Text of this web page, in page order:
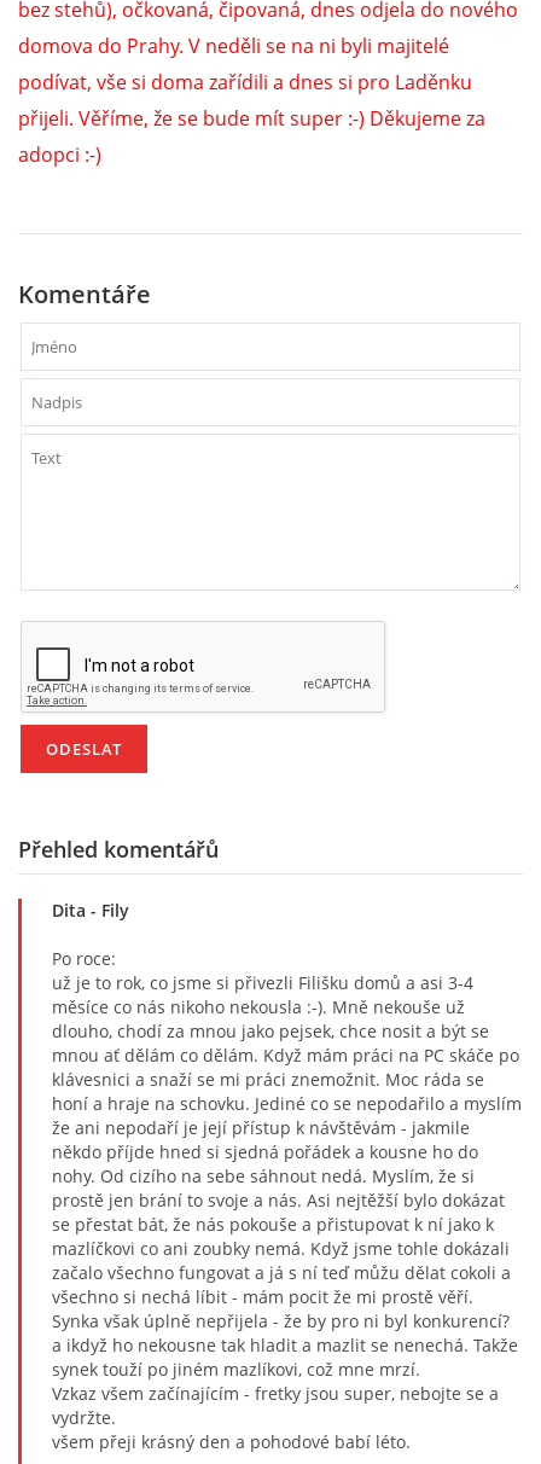
SLUŽBY
HISTORIE - 2010 - 2020
Fretky Boleslav, z.s.
Trnová 15
602 692 130
bez stehů), očkovaná, čipovaná, dnes odjela do nového
domova do Prahy. V neděli se na ni byli majitelé
podívat, vše si doma zařídili a dnes si pro Laděnku
přijeli. Věříme, že se bude mít super :-) Děkujeme za
adopci :-)
Komentáře
Přehled komentářů
Dita - Fily
Po roce:
už je to rok, co jsme si přivezli Filišku domů a asi 3-4
měsíce co nás nikoho nekousla :-). Mně nekouše už
dlouho, chodí za mnou jako pejsek, chce nosit a být se
mnou ať dělám co dělám. Když mám práci na PC skáče po
klávesnici a snaží se mi práci znemožnit. Moc ráda se
honí a hraje na schovku. Jediné co se nepodařilo a myslím
že ani nepodaří je její přístup k návštěvám - jakmile
někdo příjde hned si sjedná pořádek a kousne ho do
nohy. Od cizího na sebe sáhnout nedá. Myslím, že si
prostě jen brání to svoje a nás. Asi nejtěžší bylo dokázat
se přestat bát, že nás pokouše a přistupovat k ní jako k
mazlíčkovi co ani zoubky nemá. Když jsme tohle dokázali
začalo všechno fungovat a já s ní teď můžu dělat cokoli a
všechno si nechá líbit - mám pocit že mi prostě věří.
Synka však úplně nepřijela - že by pro ni byl konkurencí?
a ikdyž ho nekousne tak hladit a mazlit se nenechá. Takže
synek touží po jiném mazlíkovi, což mne mrzí.
Vzkaz všem začínajícím - fretky jsou super, nebojte se a
vydržte.
všem přeji krásný den a pohodové babí léto.